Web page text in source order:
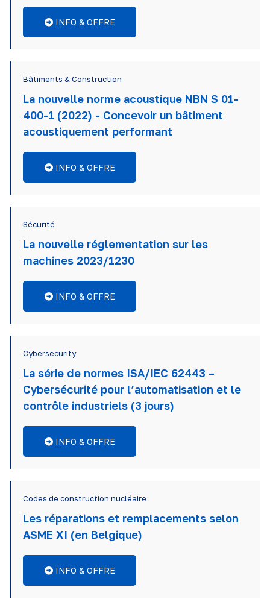
INFO & OFFRE
Bâtiments & Construction
La nouvelle norme acoustique NBN S 01-
400-1 (2022) - Concevoir un bâtiment
acoustiquement performant
INFO & OFFRE
Sécurité
La nouvelle réglementation sur les
machines 2023/1230
INFO & OFFRE
Cybersecurity
La série de normes ISA/IEC 62443 –
Cybersécurité pour l’automatisation et le
contrôle industriels (3 jours)
INFO & OFFRE
Codes de construction nucléaire
Les réparations et remplacements selon
ASME XI (en Belgique)
INFO & OFFRE